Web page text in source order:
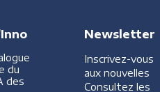
du
des
Newsletter
Inscrivez-vous
aux nouvelles
Consultez les